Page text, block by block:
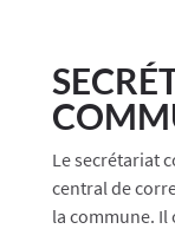
Le secrétariat
central de
la commune. Il